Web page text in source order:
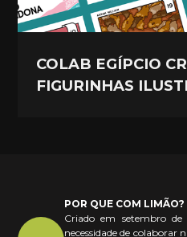
COLAB EGÍPCIO
FIGURINHAS
POR QUE COM LIMÃO?
Criado em setembro
necessidade de colaborar